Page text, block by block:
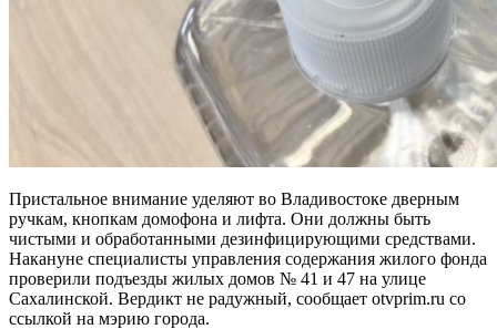
Пристальное внимание уделяют во Владивостоке дверным
ручкам, кнопкам домофона и лифта. Они должны быть
чистыми и обработанными дезинфицирующими средствами.
Накануне специалисты управления содержания жилого фонда
проверили подъезды жилых домов № 41 и 47 на улице
Сахалинской. Вердикт не радужный, сообщает otvprim.ru со
ссылкой на мэрию города.